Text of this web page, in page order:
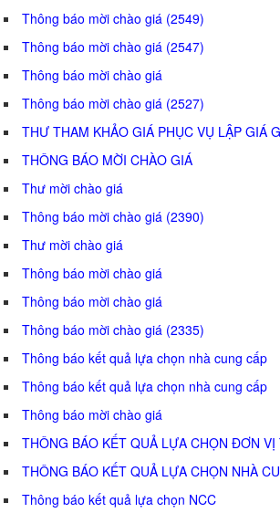
Thông báo mời chào giá (2549)
Thông báo mời chào giá (2547)
Thông báo mời chào giá
Thông báo mời chào giá (2527)
THƯ THAM KHẢO GIÁ PHỤC VỤ LẬP GIÁ
THÔNG BÁO MỜI CHÀO GIÁ
Thư mời chào giá
Thông báo mời chào giá (2390)
Thư mời chào giá
Thông báo mời chào giá
Thông báo mời chào giá
Thông báo mời chào giá (2335)
Thông báo kết quả lựa chọn nhà cung cấp
Thông báo kết quả lựa chọn nhà cung cấp
Thông báo mời chào giá
THÔNG BÁO KẾT QUẢ LỰA CHỌN ĐƠN VỊ
THÔNG BÁO KẾT QUẢ LỰA CHỌN NHÀ
Thông báo kết quả lựa chọn NCC